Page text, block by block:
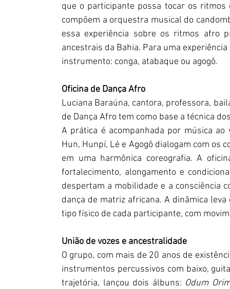
que o participante possa tocar os
compõem a orquestra musical do
essa experiência sobre os ritmos afro
ancestrais da Bahia. Para uma
instrumento: conga, atabaque ou agogô.
Oficina de Dança Afro
Luciana Baraúna, cantora, professora,
de Dança Afro tem como base a técnica
A prática é acompanhada por música
Hun, Hunpí, Lé e Agogô dialogam com os
em uma harmônica coreografia. A
fortalecimento, alongamento e
despertam a mobilidade e a consciência
dança de matriz africana. A dinâmica
tipo físico de cada participante, com
União de vozes e ancestralidade
O grupo, com mais de 20 anos de
instrumentos percussivos com baixo,
trajetória, lançou dois álbuns: Odum